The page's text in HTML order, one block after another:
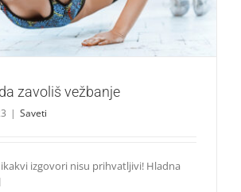
zavoliš vežbanje
| Saveti
izgovori nisu prihvatljivi! Hladna